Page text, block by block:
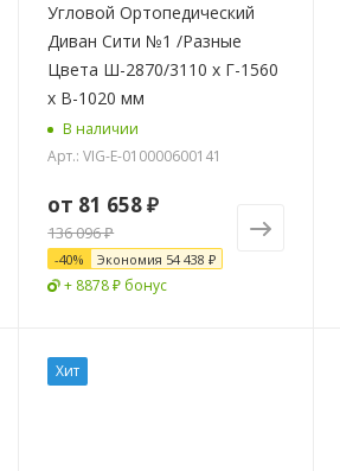
Угловой Ортопедический
Диван Сити №1 /Разные
Цвета Ш-2870/3110 х Г-1560
х В-1020 мм
В наличии
Арт.: VIG-E-010000600141
от 81 658 ₽
136 096 ₽
-40% Экономия 54 438 ₽
+ 8878 ₽ бонус
Хит